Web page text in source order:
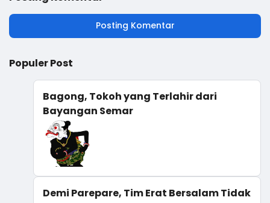
Posting Komentar
Populer Post
Bagong, Tokoh yang Terlahir dari
Bayangan Semar
Demi Parepare, Tim Erat Bersalam Tidak